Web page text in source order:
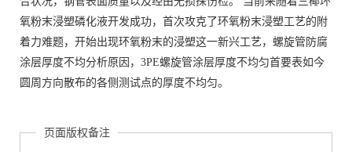
氧粉末浸塑磷化液开发成功，首次攻克了环氧粉末浸塑工艺的附
着力难题，开始出现环氧粉末的浸塑这一新兴工艺，螺旋管防腐
涂层厚度不均分析原因，3PE螺旋管涂层厚度不均匀首要表如今
圆周方向散布的各侧测试点的厚度不均匀。
页面版权备注